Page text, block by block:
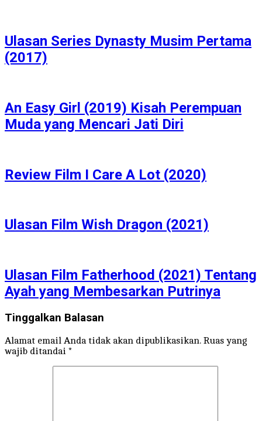
Ulasan Series Dynasty Musim Pertama
(2017)
An Easy Girl (2019) Kisah Perempuan
Muda yang Mencari Jati Diri
Review Film I Care A Lot (2020)
Ulasan Film Wish Dragon (2021)
Ulasan Film Fatherhood (2021) Tentang
Ayah yang Membesarkan Putrinya
Tinggalkan Balasan
Alamat email Anda tidak akan dipublikasikan. Ruas yang
wajib ditandai *